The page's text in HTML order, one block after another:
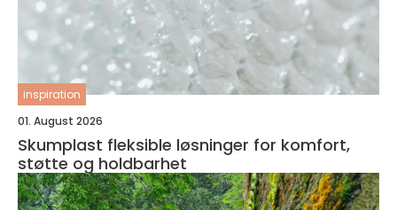
inspiration
01. August 2026
Skumplast fleksible løsninger for komfort,
støtte og holdbarhet